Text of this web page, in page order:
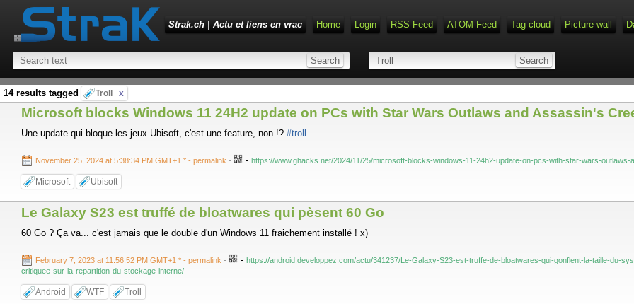
Strak.ch | Actu et liens en vrac
Home Login RSS Feed ATOM Feed Tag cloud Picture wall
14 results tagged Troll x
Microsoft blocks Windows 11 24H2 update on PCs with Star Wars Outlaws and Assassin's
Une update qui bloque les jeux Ubisoft, c'est une feature, non !? #troll
November 25, 2024 at 5:38:34 PM GMT+1 * - permalink - - https://www.ghacks.net/2024/11/25/microsoft-blocks-windows-11-24h2-update-on-pcs-with-star-wars-
Microsoft Ubisoft
Le Galaxy S23 est truffé de bloatwares qui pèsent 60 Go
60 Go ? Ça va... c'est jamais que le double d'un Windows 11 fraichement installé ! x)
February 7, 2023 at 11:56:52 PM GMT+1 * - permalink - - https://android.developpez.com/actu/341237/Le-Galaxy-S23-est-truffe-de-bloatwares-qui-gonflent-la-taille-du-
critiquee-sur-la-repartition-du-stockage-interne/
Android WTF Troll